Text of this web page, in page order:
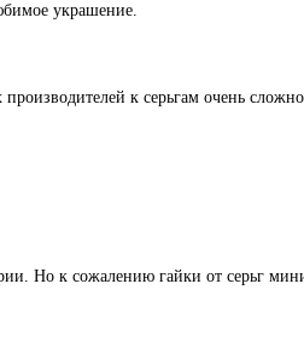
украшение.
к серьгам очень
Но к сожалению гайки от серьг